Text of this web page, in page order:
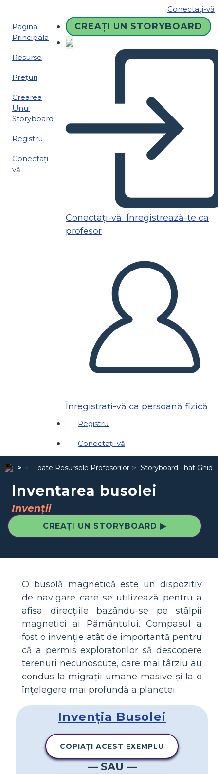
Conectați-vă
Pagina
Principala
Resurse
Prețuri
Crearea
Unui
Storyboard
Registru
Conectați-
vă
CREAȚI UN STORYBOARD
Conectați-vă Înregistrează-te ca
profesor
Înregistrați-vă ca persoană fizică
Registru
Conectați-vă
Toate Resursele Profesorilor Storyboard That
Inventarea busolei
Invenții
CREAȚI UN STORYBOARD ▶
O busolă magnetică este un dispozitiv
de navigare care se utilizează pentru a
afișa direcțiile bazându-se pe stâlpii
magnetici ai Pământului. Compasul a
fost o invenție atât de importantă pentru
că a permis exploratorilor să descopere
terenuri necunoscute, care mai târziu au
condus la migrații umane masive și la o
înțelegere mai profundă a planetei.
Invenția Busolei
COPIAȚI ACEST EXEMPLU
— SAU —